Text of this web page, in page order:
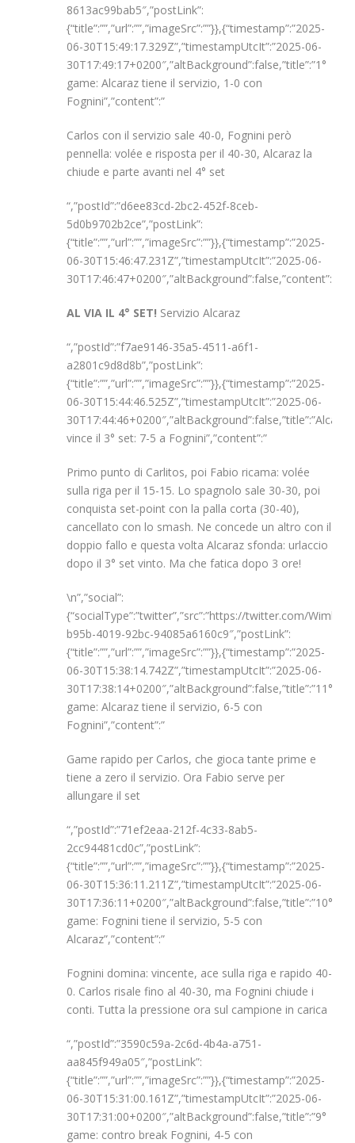
8613ac99bab5″,”postLink”:
{“title”:””,”url”:””,”imageSrc”:””}},{“timestamp”:”2025-
06-30T15:49:17.329Z”,”timestampUtcIt”:”2025-06-
30T17:49:17+0200″,”altBackground”:false,”title”:”1°
game: Alcaraz tiene il servizio, 1-0 con
Fognini”,”content”:”
Carlos con il servizio sale 40-0, Fognini però
pennella: volée e risposta per il 40-30, Alcaraz la
chiude e parte avanti nel 4° set
“,”postId”:”d6ee83cd-2bc2-452f-8ceb-
5d0b9702b2ce”,”postLink”:
{“title”:””,”url”:””,”imageSrc”:””}},{“timestamp”:”2025-
06-30T15:46:47.231Z”,”timestampUtcIt”:”2025-06-
30T17:46:47+0200″,”altBackground”:false,”content”:”
AL VIA IL 4° SET! Servizio Alcaraz
“,”postId”:”f7ae9146-35a5-4511-a6f1-
a2801c9d8d8b”,”postLink”:
{“title”:””,”url”:””,”imageSrc”:””}},{“timestamp”:”2025-
06-30T15:44:46.525Z”,”timestampUtcIt”:”2025-06-
30T17:44:46+0200″,”altBackground”:false,”title”:”Alcaraz
vince il 3° set: 7-5 a Fognini”,”content”:”
Primo punto di Carlitos, poi Fabio ricama: volée
sulla riga per il 15-15. Lo spagnolo sale 30-30, poi
conquista set-point con la palla corta (30-40),
cancellato con lo smash. Ne concede un altro con il
doppio fallo e questa volta Alcaraz sfonda: urlaccio
dopo il 3° set vinto. Ma che fatica dopo 3 ore!
\n”,”social”:
{“socialType”:”twitter”,”src”:”https://twitter.com/
b95b-4019-92bc-94085a6160c9″,”postLink”:
{“title”:””,”url”:””,”imageSrc”:””}},{“timestamp”:”2025-
06-30T15:38:14.742Z”,”timestampUtcIt”:”2025-06-
30T17:38:14+0200″,”altBackground”:false,”title”:”11°
game: Alcaraz tiene il servizio, 6-5 con
Fognini”,”content”:”
Game rapido per Carlos, che gioca tante prime e
tiene a zero il servizio. Ora Fabio serve per
allungare il set
“,”postId”:”71ef2eaa-212f-4c33-8ab5-
2cc94481cd0c”,”postLink”:
{“title”:””,”url”:””,”imageSrc”:””}},{“timestamp”:”2025-
06-30T15:36:11.211Z”,”timestampUtcIt”:”2025-06-
30T17:36:11+0200″,”altBackground”:false,”title”:”10°
game: Fognini tiene il servizio, 5-5 con
Alcaraz”,”content”:”
Fognini domina: vincente, ace sulla riga e rapido 40-
0. Carlos risale fino al 40-30, ma Fognini chiude i
conti. Tutta la pressione ora sul campione in carica
“,”postId”:”3590c59a-2c6d-4b4a-a751-
aa845f949a05″,”postLink”:
{“title”:””,”url”:””,”imageSrc”:””}},{“timestamp”:”2025-
06-30T15:31:00.161Z”,”timestampUtcIt”:”2025-06-
30T17:31:00+0200″,”altBackground”:false,”title”:”9°
game: contro break Fognini, 4-5 con